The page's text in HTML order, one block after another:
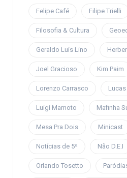
Felipe Café Filipe Trielli
Filosofia & Cultura
Geraldo Luís Lino
Joel Gracioso Kim Paim
Lorenzo Carrasco
Luigi Marnoto Mafinha
Mesa Pra Dois Minicast
Notícias de 5ª Não D.E.I
Orlando Tosetto